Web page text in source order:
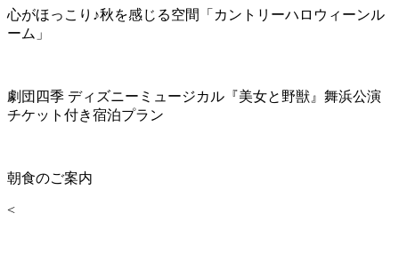
心がほっこり♪秋を感じる空間「カントリーハロウィーンル
ーム」
劇団四季 ディズニーミュージカル『美女と野獣』舞浜公演
チケット付き宿泊プラン
朝食のご案内
<